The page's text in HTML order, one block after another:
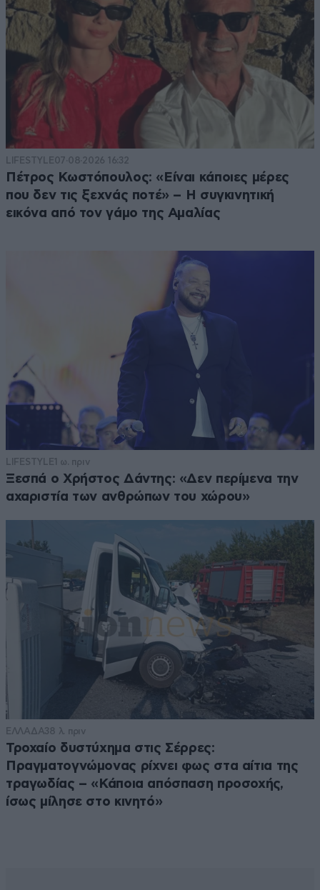
LIFESTYLE07·08·2026 16:32
Πέτρος Κωστόπουλος: «Είναι κάποιες μέρες
που δεν τις ξεχνάς ποτέ» – Η συγκινητική
εικόνα από τον γάμο της Αμαλίας
LIFESTYLE1 ω. πριν
Ξεσπά ο Χρήστος Δάντης: «Δεν περίμενα την
αχαριστία των ανθρώπων του χώρου»
ΕΛΛΑΔΑ38 λ. πριν
Τροχαίο δυστύχημα στις Σέρρες:
Πραγματογνώμονας ρίχνει φως στα αίτια της
τραγωδίας – «Κάποια απόσπαση προσοχής,
ίσως μίλησε στο κινητό»